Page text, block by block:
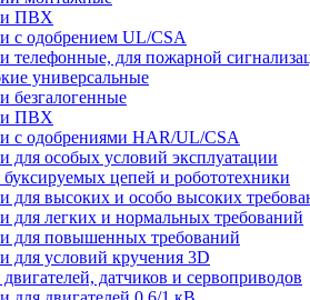
ПВХ
с одобрением UL/CSA
телефонные, для пожарной
универсальные
безгалогенные
ПВХ
с одобрениями HAR/UL/CSA
для особых условий эксплуатации
цепей и робототехники
для высоких и особо высоких
для легких и нормальных требований
для повышенных требований
для условий кручения 3D
датчиков и сервоприводов